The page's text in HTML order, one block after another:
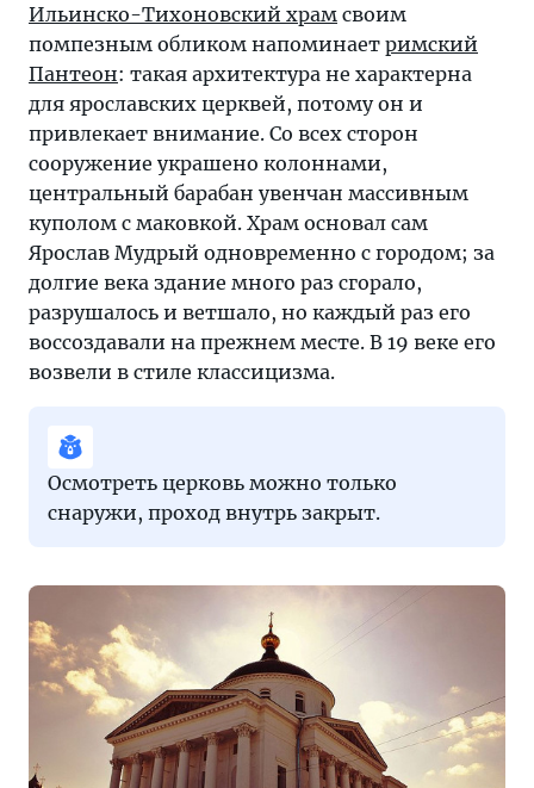
Ильинско-Тихоновский храм своим
помпезным обликом напоминает римский
Пантеон: такая архитектура не характерна
для ярославских церквей, потому он и
привлекает внимание. Со всех сторон
сооружение украшено колоннами,
центральный барабан увенчан массивным
куполом с маковкой. Храм основал сам
Ярослав Мудрый одновременно с городом; за
долгие века здание много раз сгорало,
разрушалось и ветшало, но каждый раз его
воссоздавали на прежнем месте. В 19 веке его
возвели в стиле классицизма.
Осмотреть церковь можно только
снаружи, проход внутрь закрыт.